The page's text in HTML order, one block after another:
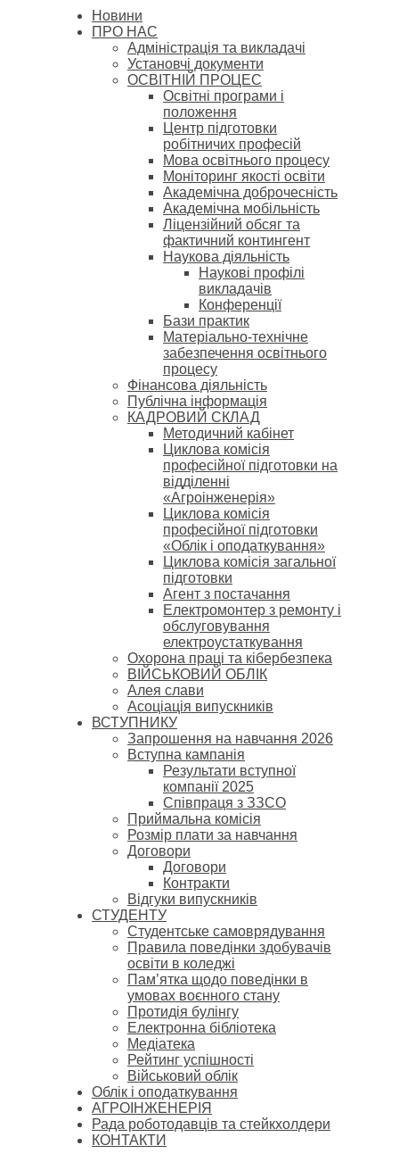
Новини
ПРО НАС
Адміністрація та викладачі
Установчі документи
ОСВІТНІЙ ПРОЦЕС
Освітні програми і
положення
Центр підготовки
робітничих професій
Мова освітнього процесу
Моніторинг якості освіти
Академічна доброчесність
Академічна мобільність
Ліцензійний обсяг та
фактичний контингент
Наукова діяльність
Наукові профілі
викладачів
Конференції
Бази практик
Матеріально-технічне
забезпечення освітнього
процесу
Фінансова діяльність
Публічна інформація
КАДРОВИЙ СКЛАД
Методичний кабінет
Циклова комісія
професійної підготовки на
відділенні
«Агроінженерія»
Циклова комісія
професійної підготовки
«Облік і оподаткування»
Циклова комісія загальної
підготовки
Агент з постачання
Електромонтер з ремонту і
обслуговування
електроустаткування
Охорона праці та кібербезпека
ВІЙСЬКОВИЙ ОБЛІК
Алея слави
Асоціація випускників
ВСТУПНИКУ
Запрошення на навчання 2026
Вступна кампанія
Результати вступної
компанії 2025
Співпраця з ЗЗСО
Приймальна комісія
Розмір плати за навчання
Договори
Договори
Контракти
Відгуки випускників
СТУДЕНТУ
Cтудентське самоврядування
Правила поведінки здобувачів
освіти в коледжі
Пам’ятка щодо поведінки в
умовах воєнного стану
Протидія булінгу
Електронна бібліотека
Медіатека
Рейтинг успішності
Військовий облік
Облік і оподаткування
АГРОІНЖЕНЕРІЯ
Рада роботодавців та стейкхолдери
КОНТАКТИ